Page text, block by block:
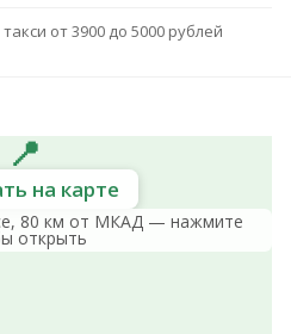
от 3900 до 5000 рублей
📍
на карте
80 км от МКАД — нажмите
открыть